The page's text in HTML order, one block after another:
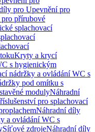
pro Upevnění pro
přírubové
splachovací
Kryty a krycí
s hygienickým
nádržky a ovládání WC s
pod omítku s
modulyNáhradní
pro splachovací
Náhradní díly
a ovládání WC s
Síťové zdrojeNáhradní díly